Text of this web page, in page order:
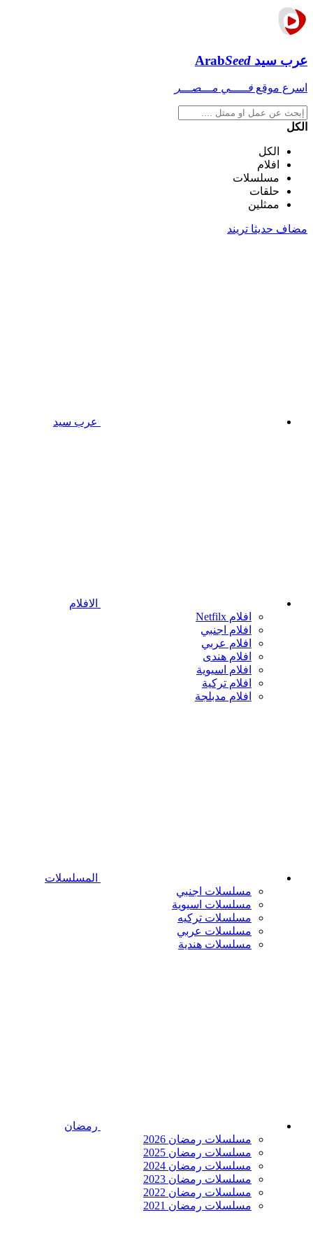
عرب سيد ArabSeed
اسرع موقع فـــــي مـــصـــر
الكل
الكل
افلام
مسلسلات
حلقات
ممثلين
مضاف حديثا تريند
عرب سيد
الافلام
افلام Netfilx
افلام اجنبي
افلام عربي
افلام هندى
افلام اسيوية
افلام تركية
افلام مدبلجة
المسلسلات
مسلسلات اجنبي
مسلسلات اسيوية
مسلسلات تركيه
مسلسلات عربي
مسلسلات هندية
رمضان
مسلسلات رمضان 2026
مسلسلات رمضان 2025
مسلسلات رمضان 2024
مسلسلات رمضان 2023
مسلسلات رمضان 2022
مسلسلات رمضان 2021